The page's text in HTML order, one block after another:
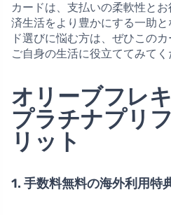
カードは、支払いの柔軟性と
済生活をより豊かにする一助
ド選びに悩む方は、ぜひこの
ご自身の生活に役立ててみてく
オリーブフレ
プラチナプリ
リット
1. 手数料無料の海外利用特